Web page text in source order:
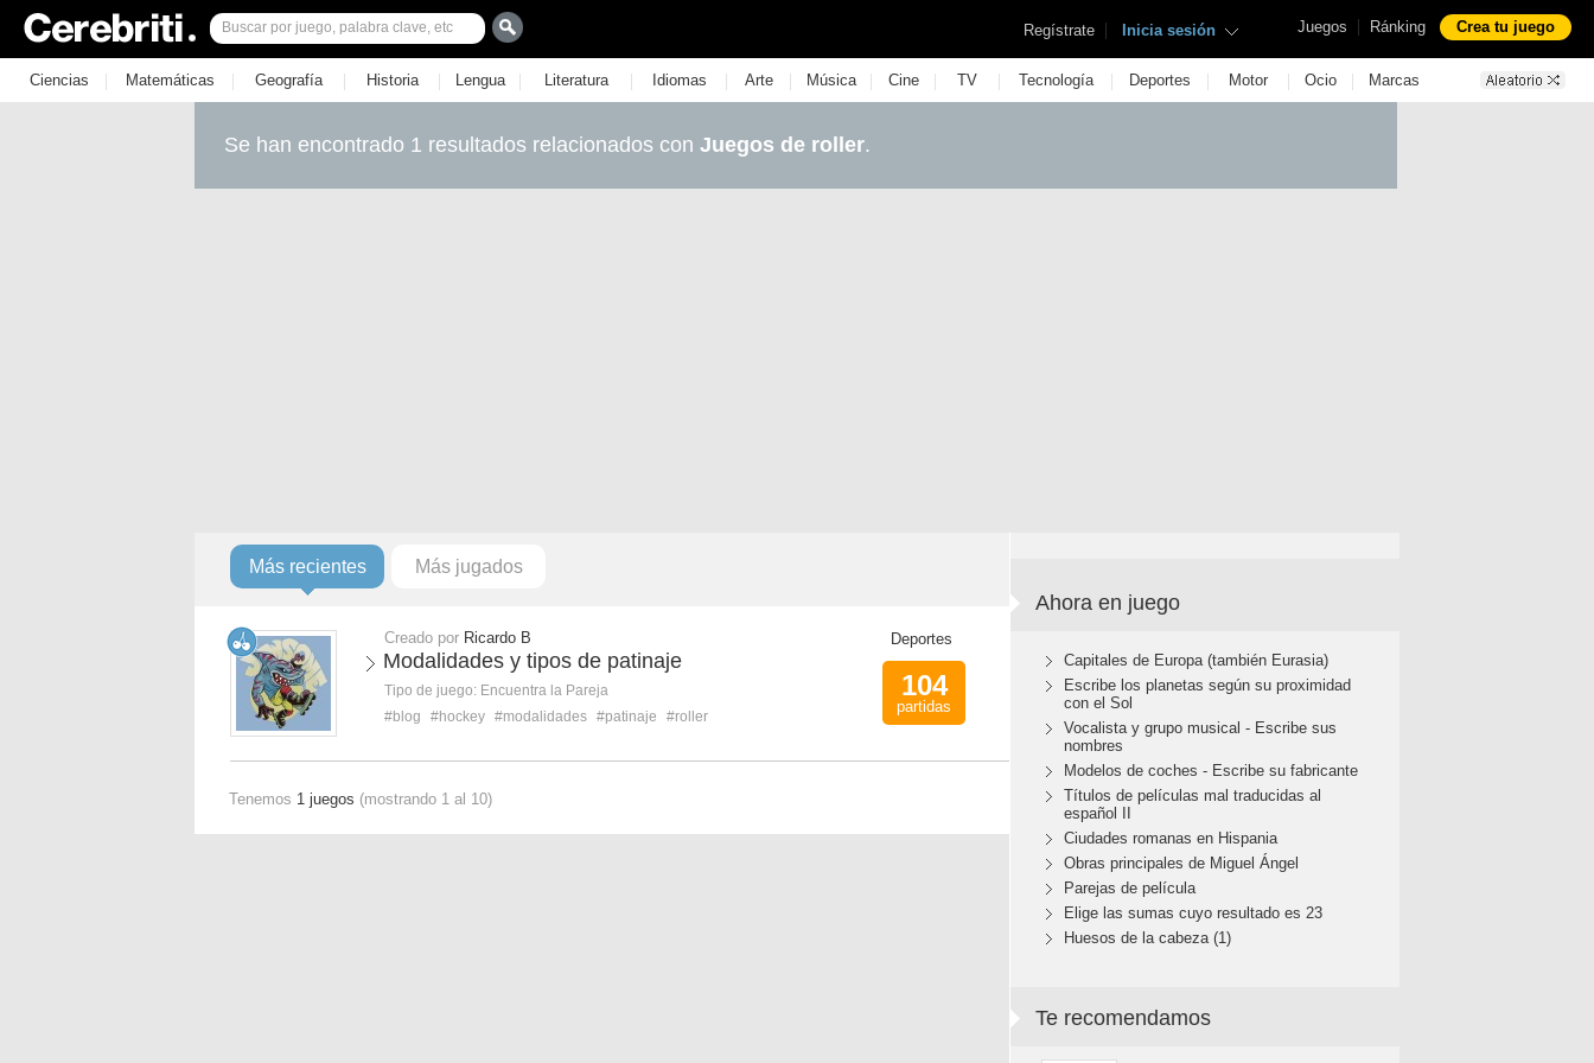
Juegos | Ránking Crea tu juego
Regístrate | Inicia sesión
Ciencias | Matemáticas | Geografía | Historia | Lengua | Literatura | Idiomas | Arte | Música | Cine | TV | Tecnología | Deportes | Motor | Ocio | Marcas
Se han encontrado 1 resultados relacionados con Juegos de roller.
Más recientes Más jugados
Creado por Ricardo B
Modalidades y tipos de patinaje
Tipo de juego: Encuentra la Pareja
#blog
#hockey #modalidades #patinaje #roller
Deportes
104
partidas
Tenemos 1 juegos (mostrando 1 al 10)
Ahora en juego
Capitales de Europa (también Eurasia)
Escribe los planetas según su proximidad
con el Sol
Vocalista y grupo musical - Escribe sus
nombres
Modelos de coches - Escribe su fabricante
Títulos de películas mal traducidas al
español II
Ciudades romanas en Hispania
Obras principales de Miguel Ángel
Parejas de película
Elige las sumas cuyo resultado es 23
Huesos de la cabeza (1)
Te recomendamos